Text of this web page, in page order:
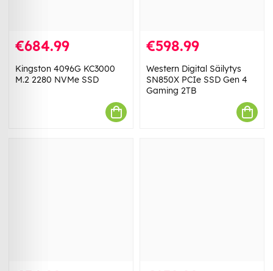
€684.99
Kingston 4096G KC3000
M.2 2280 NVMe SSD
€598.99
Western Digital Säilytys
SN850X PCIe SSD Gen 4
Gaming 2TB